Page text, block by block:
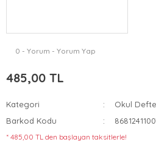
0 - Yorum - Yorum Yap
485,00 TL
Kategori
Okul
Barkod Kodu
* 485,00 TL den başlayan taksitlerle!